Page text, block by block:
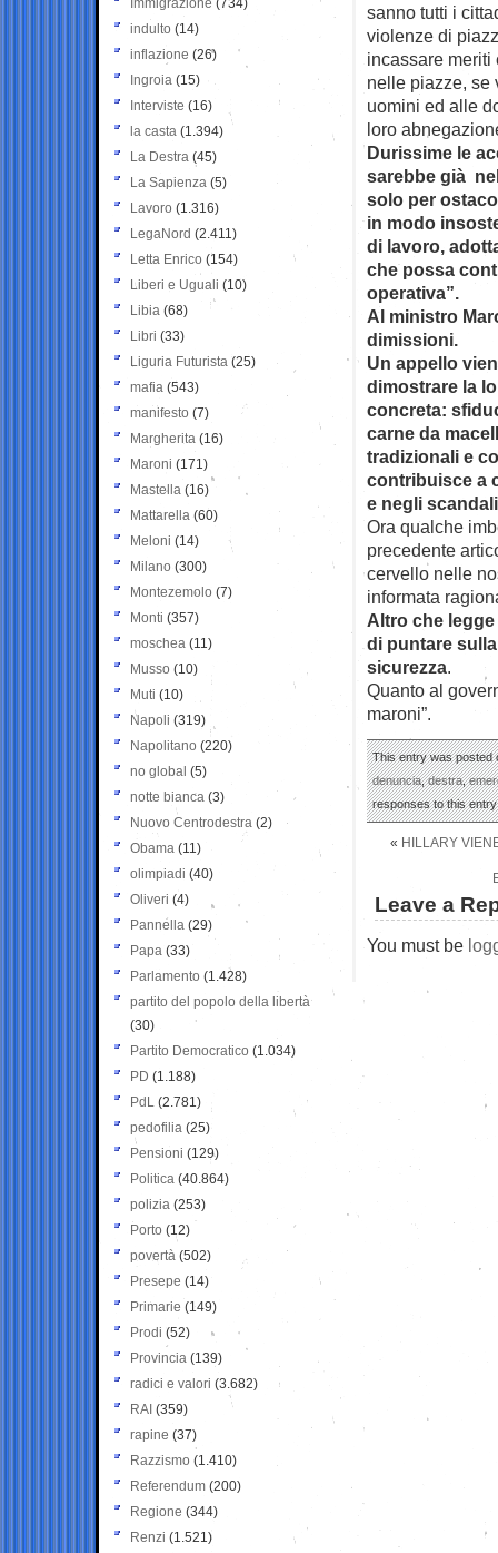
sanno tutti i
violenze di
incassare meriti
nelle piazze, se
uomini ed alle
loro
Durissime le
sarebbe già
solo per
in modo
di lavoro,
che possa
operativa”.
Al ministro
dimissioni.
Un appello
dimostrare la
concreta:
carne da
tradizionali e
contribuisce a
e negli
Ora qualche
precedente
cervello nelle
informata
Altro che
di puntare
sicurezza.
Quanto al
maroni”.
This entry was posted
denuncia,destra,
responses to this
« HILLARY
Leave a
You must be
Immigrazione (734)
indulto (14)
inflazione (26)
Ingroia (15)
Interviste (16)
la casta (1.394)
La Destra (45)
La Sapienza (5)
Lavoro (1.316)
LegaNord (2.411)
Letta Enrico (154)
Liberi e Uguali (10)
Libia (68)
Libri (33)
Liguria Futurista (25)
mafia (543)
manifesto (7)
Margherita (16)
Maroni (171)
Mastella (16)
Mattarella (60)
Meloni (14)
Milano (300)
Montezemolo (7)
Monti (357)
moschea (11)
Musso (10)
Muti (10)
Napoli (319)
Napolitano (220)
no global (5)
notte bianca (3)
Nuovo Centrodestra (2)
Obama (11)
olimpiadi (40)
Oliveri (4)
Pannella (29)
Papa (33)
Parlamento (1.428)
partito del popolo della libertà
(30)
Partito Democratico (1.034)
PD (1.188)
PdL (2.781)
pedofilia (25)
Pensioni (129)
Politica (40.864)
polizia (253)
Porto (12)
povertà (502)
Presepe (14)
Primarie (149)
Prodi (52)
Provincia (139)
radici e valori (3.682)
RAI (359)
rapine (37)
Razzismo (1.410)
Referendum (200)
Regione (344)
Renzi (1.521)